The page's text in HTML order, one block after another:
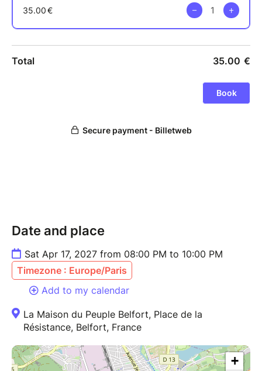
Date and place
Sat Apr 17, 2027 from 08:00 PM to 10:00 PM
Timezone : Europe/Paris
Add to my calendar
La Maison du Peuple Belfort, Place de la
Résistance, Belfort, France
+